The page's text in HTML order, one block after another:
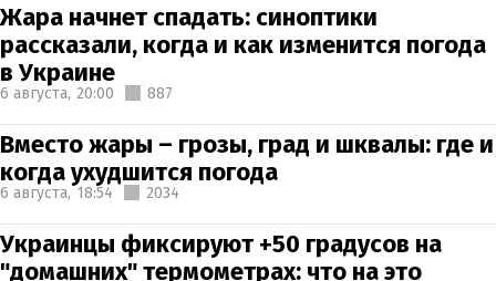
Жара начнет спадать: синоптики
рассказали, когда и как изменится погода
в Украине
6 августа, 20:00 887
Вместо жары – грозы, град и шквалы: где и
когда ухудшится погода
6 августа, 18:54 2034
Украинцы фиксируют +50 градусов на
"домашних" термометрах: что на это